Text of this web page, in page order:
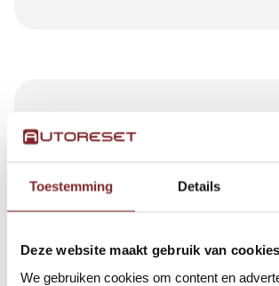
Toestemming Details
Deze website maakt gebruik van cookies
We gebruiken cookies om content en